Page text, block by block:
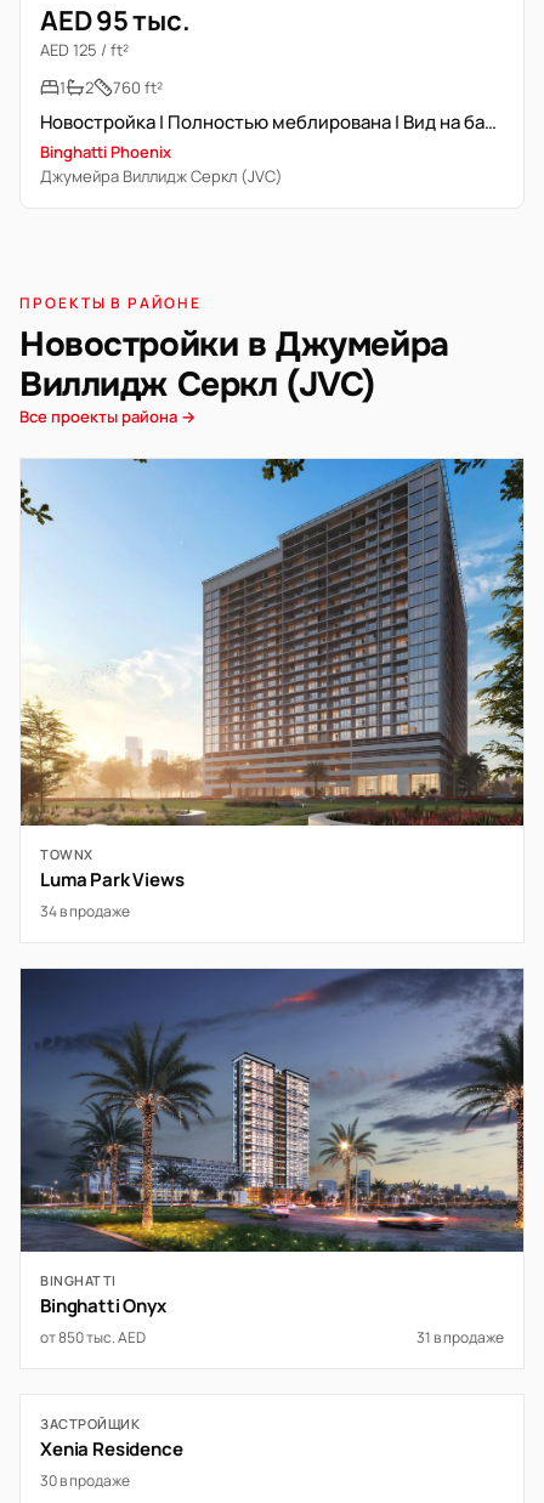
AED 95 тыс.
AED 125 / ft²
1
2 760 ft²
Новостройка | Полностью меблирована | Вид на бассейн
Binghatti Phoenix
Джумейра Виллидж Серкл (JVC)
ПРОЕКТЫ В РАЙОНЕ
Новостройки в Джумейра
Виллидж Серкл (JVC)
Все проекты района →
TOWNX
Luma Park Views
34 в продаже
BINGHATTI
Binghatti Onyx
от 850 тыс. AED 31 в продаже
ЗАСТРОЙЩИК
Xenia Residence
30 в продаже